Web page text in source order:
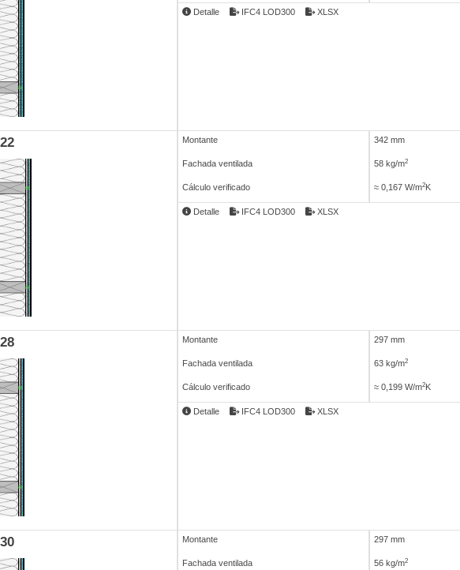
Detalle IFC4 LOD300 XLSX
Montante 342 mm
Fachada ventilada 58 kg/m2
Cálculo verificado ≈ 0,167 W/m2K
Detalle IFC4 LOD300 XLSX
Montante 297 mm
Fachada ventilada 63 kg/m2
Cálculo verificado ≈ 0,199 W/m2K
Detalle IFC4 LOD300 XLSX
Montante 297 mm
Fachada ventilada 56 kg/m2